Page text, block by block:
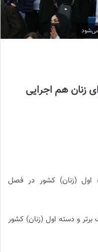
می‌شود
زنان هم اجرایی
اول (زنان) کشور در فصل
برتر و دسته اول (زنان) کشور